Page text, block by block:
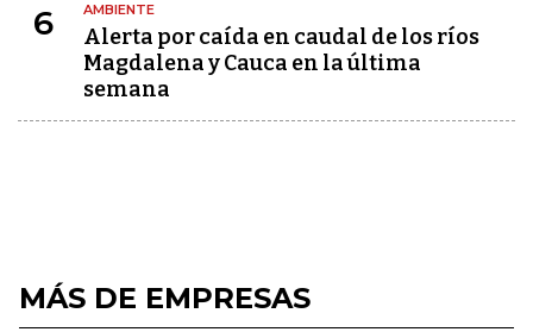
6 AMBIENTE
Alerta por caída en caudal de los ríos
Magdalena y Cauca en la última
semana
MÁS DE EMPRESAS